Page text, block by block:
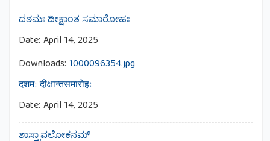
ದಶಮಃ ದೀಕ್ಷಾಂತ ಸಮಾರೋಹಃ
Date: April 14, 2025
Downloads: 1000096354.jpg
दशमः दीक्षान्तसमारोहः
Date: April 14, 2025
ಶಾಸ್ತ್ರಾವಲೋಕನಮ್